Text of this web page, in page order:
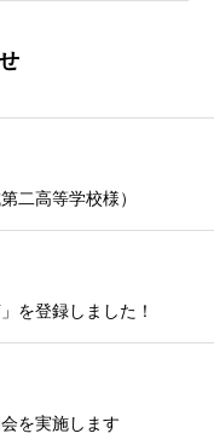
二高等学校様）
を登録しました！
を実施します